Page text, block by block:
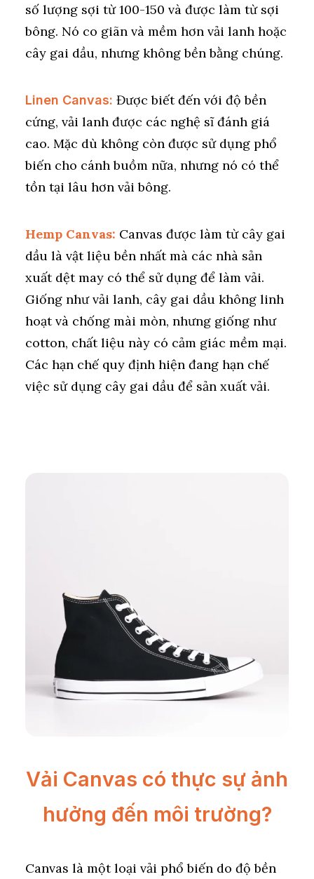
số lượng sợi từ 100-150 và được làm từ sợi
bông. Nó co giãn và mềm hơn vải lanh hoặc
cây gai dầu, nhưng không bền bằng chúng.
Linen Canvas: Được biết đến với độ bền
cứng, vải lanh được các nghệ sĩ đánh giá
cao. Mặc dù không còn được sử dụng phổ
biến cho cánh buồm nữa, nhưng nó có thể
tồn tại lâu hơn vải bông.
Hemp Canvas: Canvas được làm từ cây gai
dầu là vật liệu bền nhất mà các nhà sản
xuất dệt may có thể sử dụng để làm vải.
Giống như vải lanh, cây gai dầu không linh
hoạt và chống mài mòn, nhưng giống như
cotton, chất liệu này có cảm giác mềm mại.
Các hạn chế quy định hiện đang hạn chế
việc sử dụng cây gai dầu để sản xuất vải.
Vải Canvas có thực sự ảnh
hưởng đến môi trường?
Canvas là một loại vải phổ biến do độ bền